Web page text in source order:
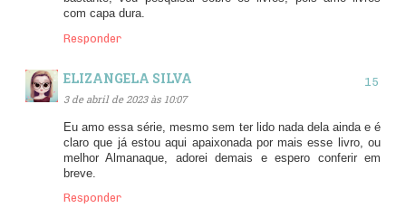
com capa dura.
Responder
ELIZANGELA SILVA
3 de abril de 2023 às 10:07
Eu amo essa série, mesmo sem ter lido nada dela ainda e é
claro que já estou aqui apaixonada por mais esse livro, ou
melhor Almanaque, adorei demais e espero conferir em
breve.
Responder